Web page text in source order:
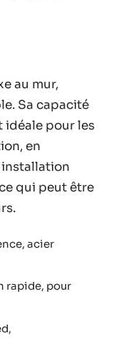
au mur,
Sa capacité
idéale pour les
en
installation
qui peut être
acier
rapide, pour